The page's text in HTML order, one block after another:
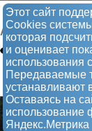
Этот сайт
Сookies
которая
и оценивает
использования
Передаваемые
устанавливают
Оставаясь на
Яндекс.Метрика
Гребень,
Арт-объект